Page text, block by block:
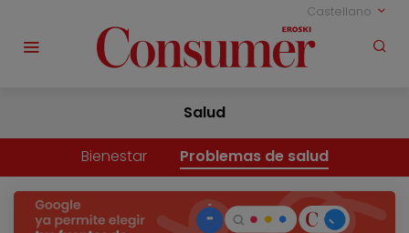
Castellano
Salud
Bienestar Problemas de salud